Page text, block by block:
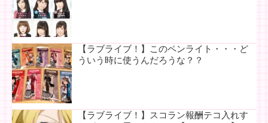
【ラブライブ！】このペンライト・・・ど
ういう時に使うんだろうな？？
【ラブライブ！】スコラン報酬テコ入れす